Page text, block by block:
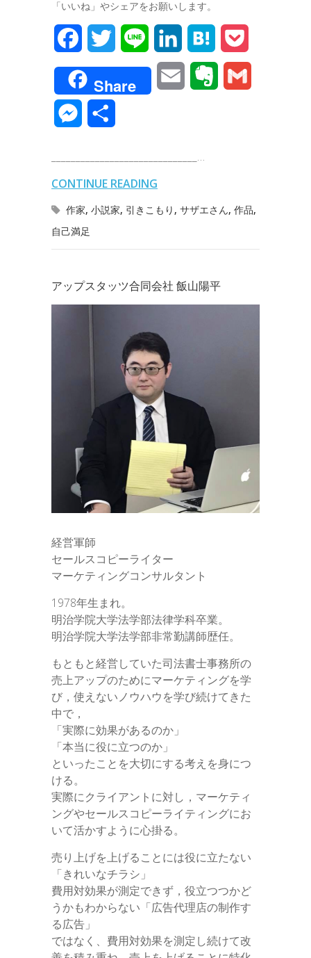
「いいね」やシェアをお願いします。
a
c
e
o
o
k
w
i
e
r
i
n
i
n
I
a
t
o
c
Share
i
o
e
n
g
e
______________________________…
CONTINUE READING
作家, 小説家, 引きこもり , サザエさん, 作品,
自己満足
アップスタッツ合同会社 飯山陽平
経営軍師
セールスコピーライター
マーケティングコンサルタント
1978年生まれ。
明治学院大学法学部法律学科卒業。
明治学院大学法学部非常勤講師歴任。
もともと経営していた司法書士事務所の
売上アップのためにマーケティングを学
び，使えないノウハウを学び続けてきた
中で，
「実際に効果があるのか」
「本当に役に立つのか」
といったことを大切にする考えを身につ
ける。
実際にクライアントに対し，マーケティ
ングやセールスコピーライティングにお
いて活かすように心掛る。
売り上げを上げることには役に立たない
「きれいなチラシ」
費用対効果が測定できず，役立つつかど
うかもわからない「広告代理店の制作す
る広告」
ではなく、費用対効果を測定し続けて改